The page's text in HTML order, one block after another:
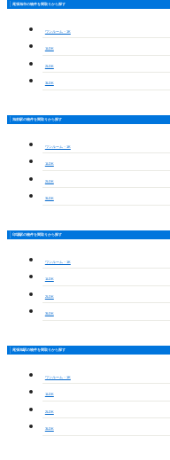
尾張旭市の物件を間取りから探す
ワンルーム・1K
1LDK
2LDK
3LDK
旭前駅の物件を間取りから探す
ワンルーム・1K
1LDK
2LDK
3LDK
印場駅の物件を間取りから探す
ワンルーム・1K
1LDK
2LDK
3LDK
尾張旭駅の物件を間取りから探す
ワンルーム・1K
1LDK
2LDK
3LDK